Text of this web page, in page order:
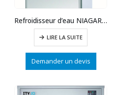
Refroidisseur d’eau NIAGARA sur sol
LIRE LA SUITE
Demander un devis